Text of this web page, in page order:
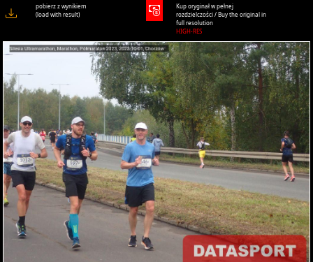
pobierz z wynikiem
(load with result)
Kup oryginał w pełnej
rozdzielczości / Buy the original in
full resolution
HIGH-RES